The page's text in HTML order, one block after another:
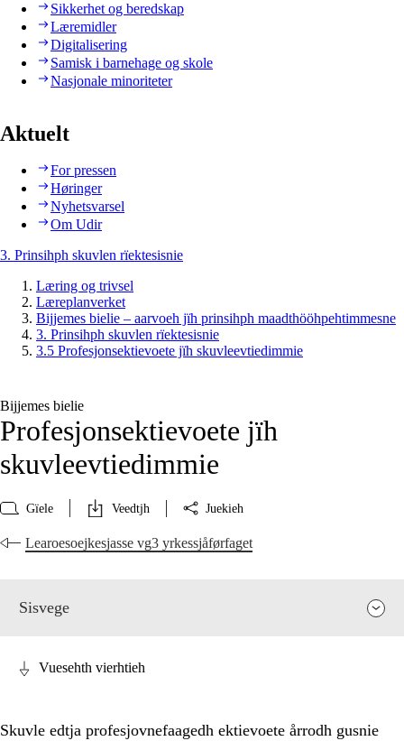
Sikkerhet og beredskap
Læremidler
Digitalisering
Samisk i barnehage og skole
Nasjonale minoriteter
Aktuelt
For pressen
Høringer
Nyhetsvarsel
Om Udir
3. Prinsihph skuvlen rïektesisnie
Læring og trivsel
Læreplanverket
Bijjemes bielie – aarvoeh jïh prinsihph maadthööhpehtimmesne
3. Prinsihph skuvlen rïektesisnie
3.5 Profesjonsektievoete jïh skuvleevtiedimmie
Bijjemes bielie
Profesjonsektievoete jïh
skuvleevtiedimmie
Gïele Veedtjh Juekieh
Learoesoejkesjasse vg3 yrkessjåførfaget
Sisvege
Vuesehth vierhtieh
Skuvle edtja profesjovnefaagedh ektievoete årrodh gusnie